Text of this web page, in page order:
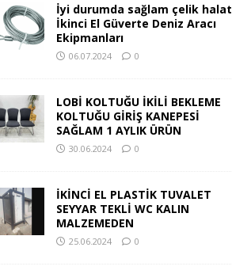
İyi durumda sağlam çelik halat
İkinci El Güverte Deniz Aracı
Ekipmanları
06.07.2024 0
LOBİ KOLTUĞU İKİLİ BEKLEME
KOLTUĞU GİRİŞ KANEPESİ
SAĞLAM 1 AYLIK ÜRÜN
30.06.2024 0
İKİNCİ EL PLASTİK TUVALET
SEYYAR TEKLİ WC KALIN
MALZEMEDEN
25.06.2024 0